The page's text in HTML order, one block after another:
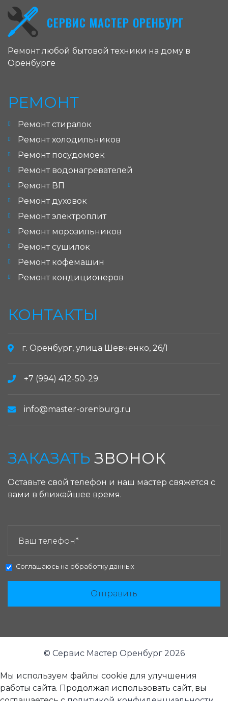
СЕРВИС МАСТЕР ОРЕНБУРГ
Ремонт любой бытовой техники на дому в
Оренбурге
РЕМОНТ
Ремонт стиралок
Ремонт холодильников
Ремонт посудомоек
Ремонт водонагревателей
Ремонт ВП
Ремонт духовок
Ремонт электроплит
Ремонт морозильников
Ремонт сушилок
Ремонт кофемашин
Ремонт кондиционеров
КОНТАКТЫ
г. Оренбург, улица Шевченко, 26/1
+7 (994) 412-50-29
info@master-orenburg.ru
ЗАКАЗАТЬ ЗВОНОК
Оставьте свой телефон и наш мастер свяжется с
вами в ближайшее время.
Соглашаюсь на обработку данных
Отправить
© Сервис Мастер Оренбург 2026
Мы используем файлы cookie для улучшения
работы сайта. Продолжая использовать сайт, вы